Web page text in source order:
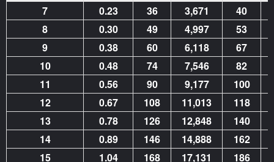
7
0.23 36 3,671
40
8
0.30 49 4,997
53
9
0.38 60 6,118
67
10
0.48 74 7,546
82
11
0.56 90 9,177 100
12
0.67 108 11,013 118
13
0.78 126 12,848 140
14
0.89 146 14,888 162
15
1.04 168 17,131 186